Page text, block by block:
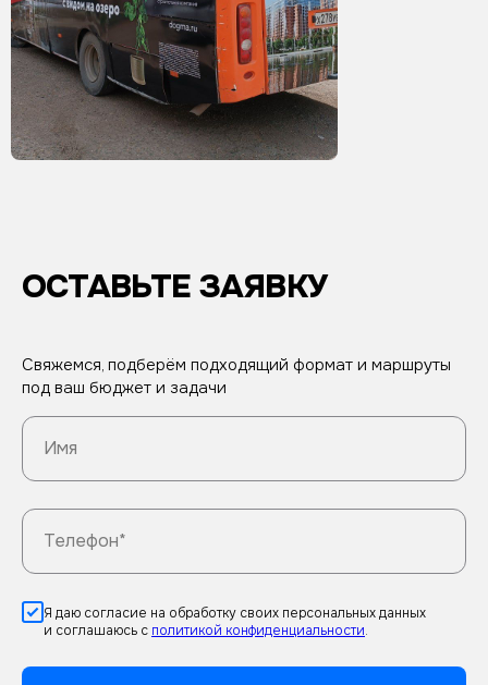
ОСТАВЬТЕ ЗАЯВКУ
Свяжемся, подберём подходящий формат и маршруты
под ваш бюджет и задачи
Имя
Телефон*
Я даю согласие на обработку своих персональных данных
и соглашаюсь с политикой конфиденциальности.